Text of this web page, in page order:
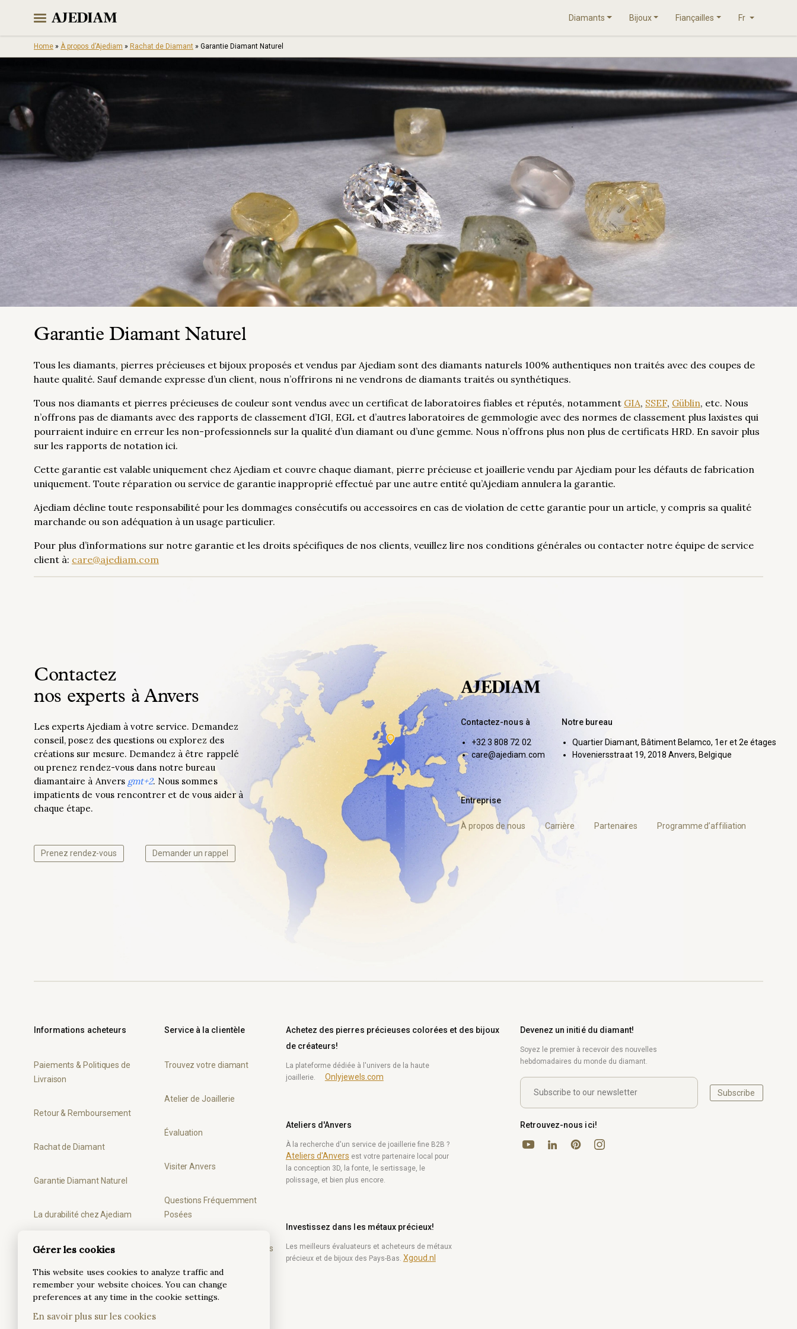
content
Diamants Bijoux Fiançailles Fr
Home » À propos d’Ajediam » Rachat de Diamant » Garantie Diamant Naturel
Garantie Diamant Naturel
Tous les diamants, pierres précieuses et bijoux proposés et vendus par Ajediam sont des diamants naturels 100% authentiques non traités avec des coupes de
haute qualité. Sauf demande expresse d’un client, nous n’offrirons ni ne vendrons de diamants traités ou synthétiques.
Tous nos diamants et pierres précieuses de couleur sont vendus avec un certificat de laboratoires fiables et réputés, notamment GIA, SSEF, Güblin, etc. Nous
n’offrons pas de diamants avec des rapports de classement d’IGI, EGL et d’autres laboratoires de gemmologie avec des normes de classement plus laxistes qui
pourraient induire en erreur les non-professionnels sur la qualité d’un diamant ou d’une gemme. Nous n’offrons plus non plus de certificats HRD. En savoir plus
sur les rapports de notation ici.
Cette garantie est valable uniquement chez Ajediam et couvre chaque diamant, pierre précieuse et joaillerie vendu par Ajediam pour les défauts de fabrication
uniquement. Toute réparation ou service de garantie inapproprié effectué par une autre entité qu’Ajediam annulera la garantie.
Ajediam décline toute responsabilité pour les dommages consécutifs ou accessoires en cas de violation de cette garantie pour un article, y compris sa qualité
marchande ou son adéquation à un usage particulier.
Pour plus d’informations sur notre garantie et les droits spécifiques de nos clients, veuillez lire nos conditions générales ou contacter notre équipe de service
client à: care@ajediam.com
Contactez
nos experts à Anvers
Les experts Ajediam à votre service. Demandez
conseil, posez des questions ou explorez des
créations sur mesure. Demandez à être rappelé
ou prenez rendez-vous dans notre bureau
diamantaire à Anvers gmt+2. Nous sommes
impatients de vous rencontrer et de vous aider à
chaque étape.
Prenez rendez-vous Demander un rappel
Contactez-nous à
+32 3 808 72 02
care@ajediam.com
Notre bureau
Quartier Diamant, Bâtiment Belamco, 1er et 2e étages
Hoveniersstraat 19, 2018 Anvers, Belgique
Entreprise
À propos de nous Carrière Partenaires Programme d’affiliation
Informations acheteurs
Paiements & Politiques de
Livraison
Retour & Remboursement
Rachat de Diamant
Garantie Diamant Naturel
La durabilité chez Ajediam
Confidentialité chez Ajediam
Conditions d’utilisation
Service à la clientèle
Trouvez votre diamant
Atelier de Joaillerie
Évaluation
Visiter Anvers
Questions Fréquemment
Posées
Tableau des tailles de bagues
Achetez des pierres précieuses colorées et des bijoux
de créateurs!
La plateforme dédiée à l'univers de la haute
joaillerie.
Onlyjewels.com
Ateliers d'Anvers
À la recherche d'un service de joaillerie fine B2B ?
Ateliers d'Anvers est votre partenaire local pour
la conception 3D, la fonte, le sertissage, le
polissage, et bien plus encore.
Investissez dans les métaux précieux!
Les meilleurs évaluateurs et acheteurs de métaux
précieux et de bijoux des Pays-Bas. Xgoud.nl
Devenez un initié du diamant!
Soyez le premier à recevoir des nouvelles
hebdomadaires du monde du diamant.
Subscribe
Retrouvez-nous ici!
YouTubeLinkedInPinterestInstagram
Gérer les cookies
This website uses cookies to analyze traffic and
remember your website choices. You can change
preferences at any time in the cookie settings.
En savoir plus sur les cookies